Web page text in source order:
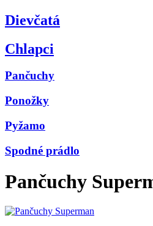
Dievčatá
Chlapci
Pančuchy
Ponožky
Pyžamo
Spodné prádlo
Pančuchy